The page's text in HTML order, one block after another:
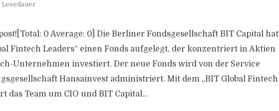
Lesedauer
0 Average: 0] Die Berliner Fondsgesellschaft BIT Capital hat
Fintech Leaders“ einen Fonds aufgelegt, der konzentriert in Aktien
Unternehmen investiert. Der neue Fonds wird von der Service
Hansainvest administriert. Mit dem „BIT Global Fintech
das Team um CIO und BIT Capital...